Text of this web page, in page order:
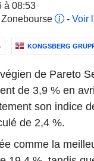
à 08:53
- Voir
KONGSBERG
de Pareto
de 3,9 % en
son indice
de 2,4 %.
comme la